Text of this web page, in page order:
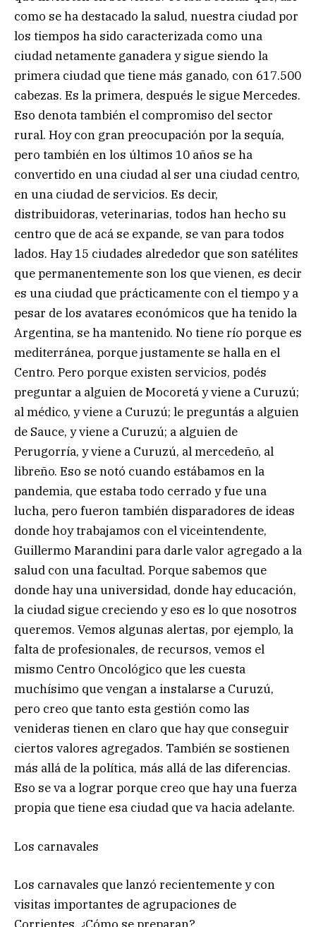
como se ha destacado la salud, nuestra ciudad por
los tiempos ha sido caracterizada como una
ciudad netamente ganadera y sigue siendo la
primera ciudad que tiene más ganado, con 617.500
cabezas. Es la primera, después le sigue Mercedes.
Eso denota también el compromiso del sector
rural. Hoy con gran preocupación por la sequía,
pero también en los últimos 10 años se ha
convertido en una ciudad al ser una ciudad centro,
en una ciudad de servicios. Es decir,
distribuidoras, veterinarias, todos han hecho su
centro que de acá se expande, se van para todos
lados. Hay 15 ciudades alrededor que son satélites
que permanentemente son los que vienen, es decir
es una ciudad que prácticamente con el tiempo y a
pesar de los avatares económicos que ha tenido la
Argentina, se ha mantenido. No tiene río porque es
mediterránea, porque justamente se halla en el
Centro. Pero porque existen servicios, podés
preguntar a alguien de Mocoretá y viene a Curuzú;
al médico, y viene a Curuzú; le preguntás a alguien
de Sauce, y viene a Curuzú; a alguien de
Perugorría, y viene a Curuzú, al mercedeño, al
libreño. Eso se notó cuando estábamos en la
pandemia, que estaba todo cerrado y fue una
lucha, pero fueron también disparadores de ideas
donde hoy trabajamos con el viceintendente,
Guillermo Marandini para darle valor agregado a la
salud con una facultad. Porque sabemos que
donde hay una universidad, donde hay educación,
la ciudad sigue creciendo y eso es lo que nosotros
queremos. Vemos algunas alertas, por ejemplo, la
falta de profesionales, de recursos, vemos el
mismo Centro Oncológico que les cuesta
muchísimo que vengan a instalarse a Curuzú,
pero creo que tanto esta gestión como las
venideras tienen en claro que hay que conseguir
ciertos valores agregados. También se sostienen
más allá de la política, más allá de las diferencias.
Eso se va a lograr porque creo que hay una fuerza
propia que tiene esa ciudad que va hacia adelante.
Los carnavales
Los carnavales que lanzó recientemente y con
visitas importantes de agrupaciones de